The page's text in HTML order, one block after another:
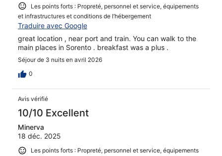
Les points forts : Propreté, personnel et service, équipements
et infrastructures et conditions de l’hébergement
Traduire avec Google
great location , near port and train. You can walk to the
main places in Sorento . breakfast was a plus .
Séjour de 3 nuits en avril 2026
0
Avis vérifié
10/10 Excellent
Minerva
18 déc. 2025
Les points forts : Propreté, personnel et service, équipements